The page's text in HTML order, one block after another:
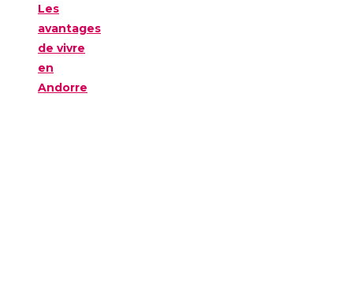
Les
avantages
de vivre
en
Andorre